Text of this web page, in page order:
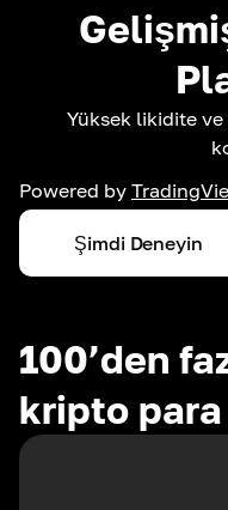
Yüksek likidite
Powered by
Şimdi Deneyin
100’den
kripto para